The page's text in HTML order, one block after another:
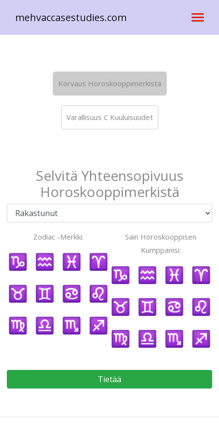
mehvaccasestudies.com
Korvaus Horoskooppimerkistä
Varallisuus C Kuuluisuudet
Selvitä Yhteensopivuus
Horoskooppimerkistä
Zodiac -Merkki:
Sain Horoskooppisen
Kumppanisi:
Tietää